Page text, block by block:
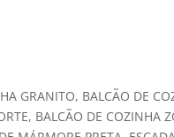
GRANITO, BALCÃO DE
, BALCÃO DE COZINHA